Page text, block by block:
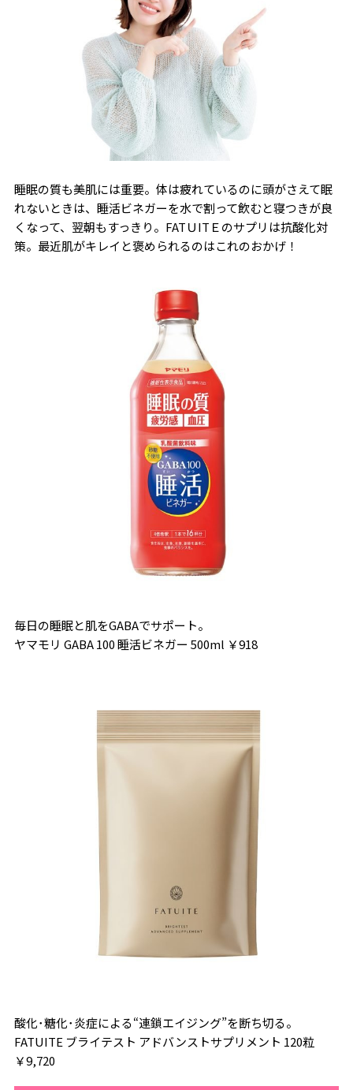
睡眠の質も美肌には重要。体は疲れているのに頭がさえて眠
れないときは、睡活ビネガーを水で割って飲むと寝つきが良
くなって、翌朝もすっきり。FATＵITＥのサプリは抗酸化対
策。最近肌がキレイと褒められるのはこれのおかげ！
毎日の睡眠と肌をGABAでサポート。
ヤマモリ GABA 100 睡活ビネガー 500ml ￥918
酸化･糖化･炎症による“連鎖エイジング”を断ち切る。
FATUITE ブライテスト アドバンストサプリメント 120粒
￥9,720